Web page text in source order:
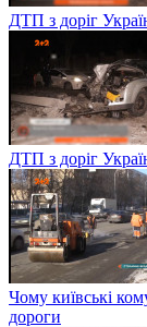
ДТП з доріг
ДТП з доріг
Чому київські
дороги